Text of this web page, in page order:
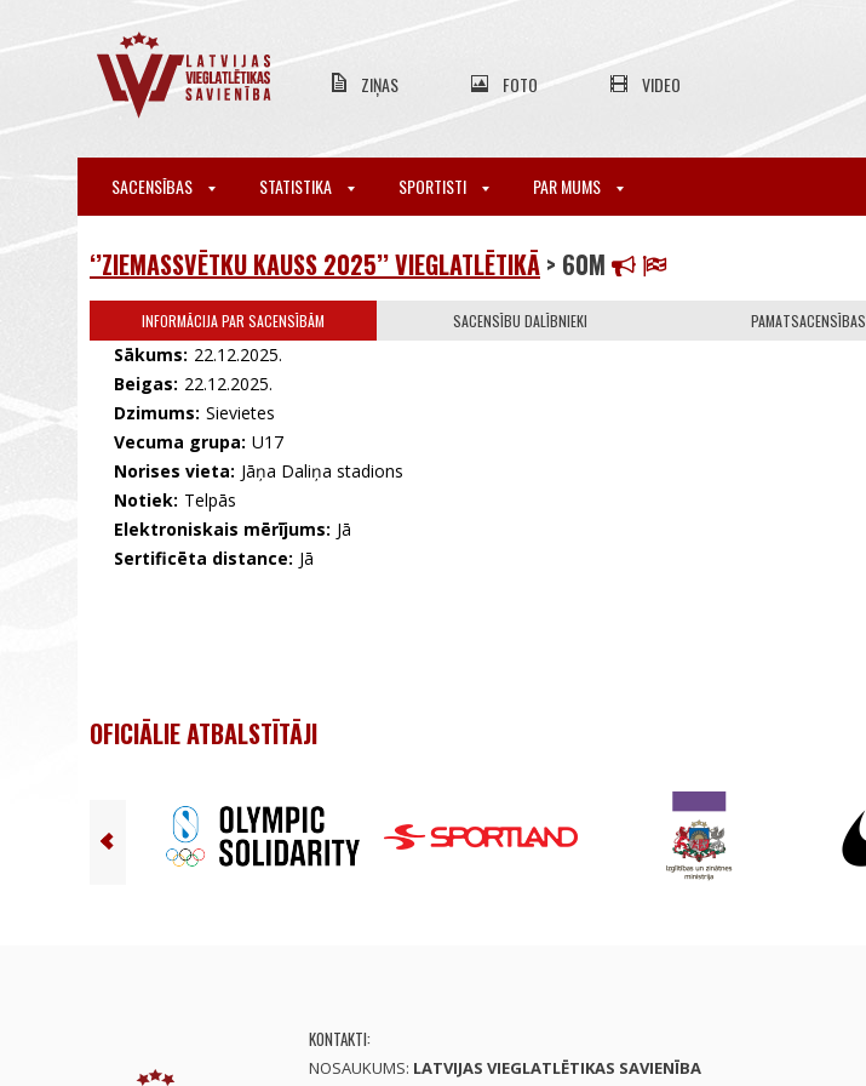
ZIŅAS FOTO VIDEO
SACENSĪBAS STATISTIKA SPORTISTI PAR MUMS
‘’ZIEMASSVĒTKU KAUSS 2025’’ VIEGLATLĒTIKĀ > 60M
INFORMĀCIJA PAR SACENSĪBĀM SACENSĪBU DALĪBNIEKI PAMATSACENSĪBAS
Sākums: 22.12.2025.
Beigas: 22.12.2025.
Dzimums: Sievietes
Vecuma grupa: U17
Norises vieta: Jāņa Daliņa stadions
Notiek: Telpās
Elektroniskais mērījums: Jā
Sertificēta distance: Jā
OFICIĀLIE ATBALSTĪTĀJI
KONTAKTI:
NOSAUKUMS: LATVIJAS VIEGLATLĒTIKAS SAVIENĪBA